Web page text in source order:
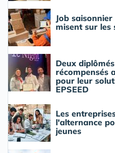
Job
misent sur les
Deux
récompensés
pour leur
EPSEED
Les
l'alternance
jeunes